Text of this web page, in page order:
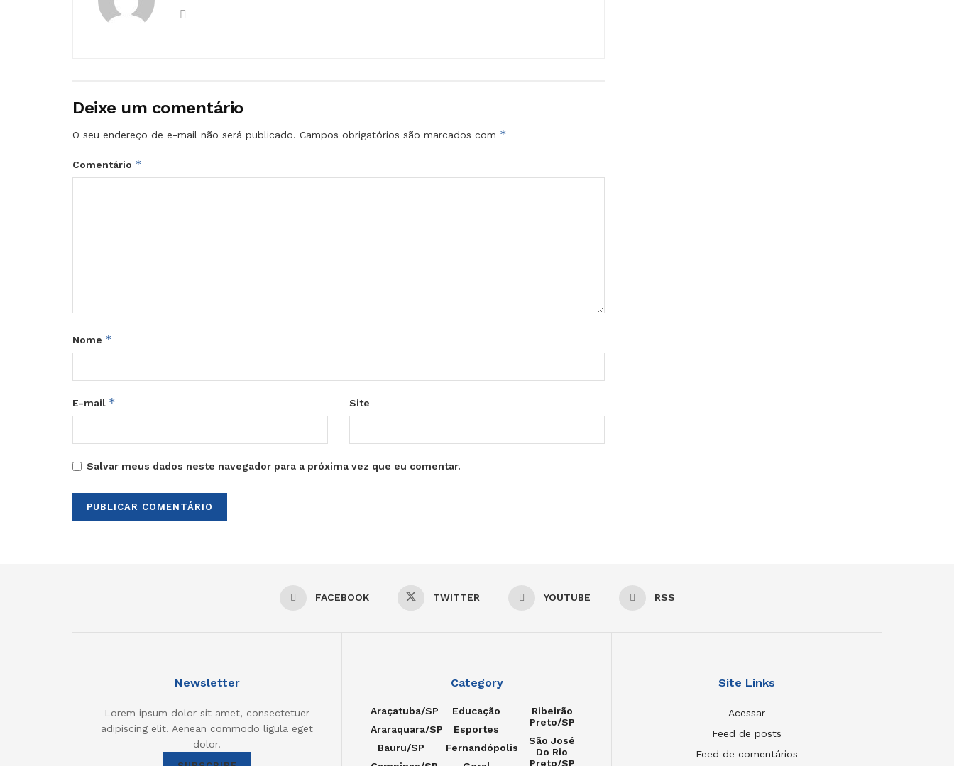
Deixe um comentário
O seu endereço de e-mail não será publicado. Campos obrigatórios são marcados com *
Comentário *
Nome *
E-mail * Site
Salvar meus dados neste navegador para a próxima vez que eu comentar.
FACEBOOK TWITTER YOUTUBE RSS
Newsletter
Lorem ipsum dolor sit amet, consectetuer
adipiscing elit. Aenean commodo ligula eget
dolor.
Category
Araçatuba/SP
Araraquara/SP
Bauru/SP
Educação
Esportes
Fernandópolis
Ribeirão
Preto/SP
São José
Do Rio
Preto/SP
Site Links
Acessar
Feed de posts
Feed de comentários